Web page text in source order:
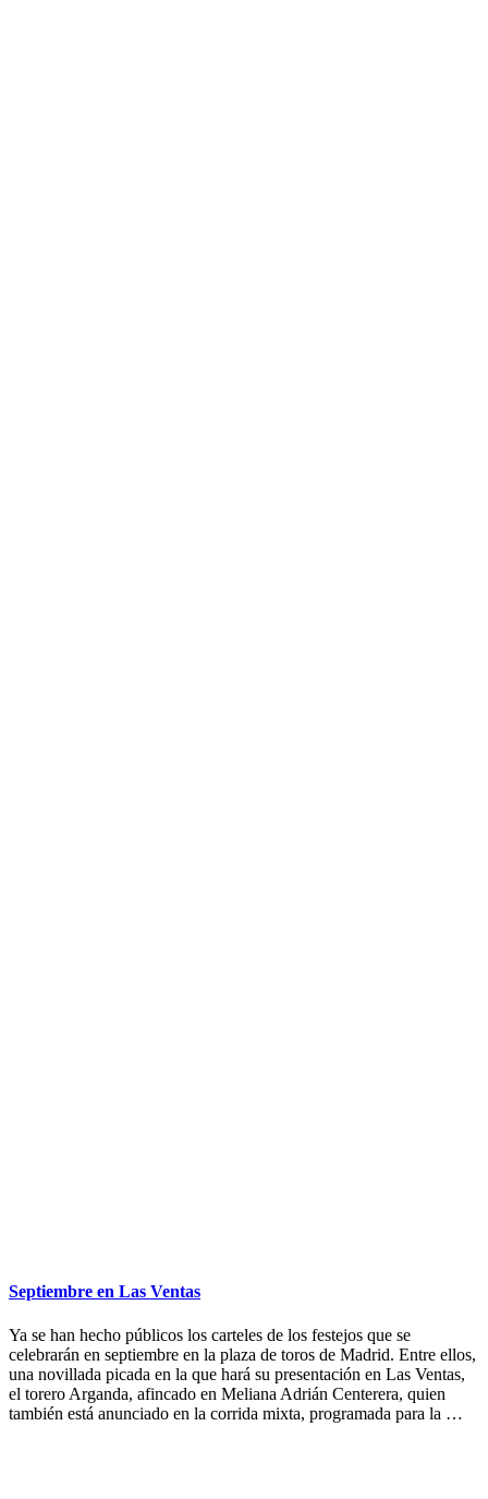
Septiembre en Las Ventas
Ya se han hecho públicos los carteles de los festejos que se
celebrarán en septiembre en la plaza de toros de Madrid. Entre ellos,
una novillada picada en la que hará su presentación en Las Ventas,
el torero Arganda, afincado en Meliana Adrián Centerera, quien
también está anunciado en la corrida mixta, programada para la …